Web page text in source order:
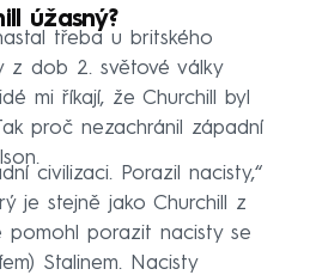
úžasný?
třeba u britského
z dob 2. světové války
mi říkají, že Churchill byl
proč nezachránil západní
civilizaci. Porazil nacisty,“
je stejně jako Churchill z
pomohl porazit nacisty se
Stalinem. Nacisty